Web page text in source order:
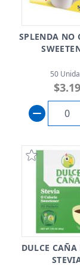
SPLENDA NO
50
$3.19
DULCE